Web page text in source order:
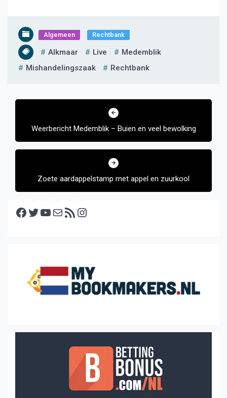
Algemeen Rechtbank
Alkmaar Live
Medemblik
Mishandelingszaak
Rechtbank
Bericht
Weerbericht Medemblik – Buien en veel bewolking
Zoete aardappelstamp met appel en zuurkool
Facebook Twitter YouTube E-mail RSS feed